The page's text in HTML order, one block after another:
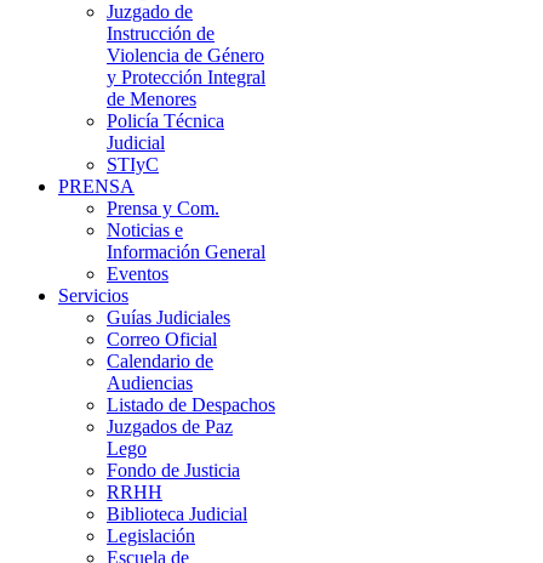
Juzgado de
Instrucción de
Violencia de Género
y Protección Integral
de Menores
Policía Técnica
Judicial
STIyC
PRENSA
Prensa y Com.
Noticias e
Información General
Eventos
Servicios
Guías Judiciales
Correo Oficial
Calendario de
Audiencias
Listado de Despachos
Juzgados de Paz
Lego
Fondo de Justicia
RRHH
Biblioteca Judicial
Legislación
Escuela de